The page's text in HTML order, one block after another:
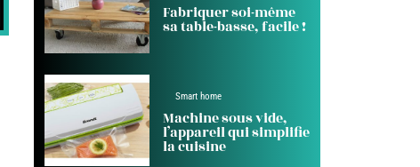
Fabriquer soi-même
sa table-basse, facile !
Smart home
Machine sous vide,
l’appareil qui simplifie
la cuisine